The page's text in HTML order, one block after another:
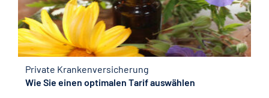
Private Krankenversicherung
Wie Sie einen optimalen Tarif auswählen